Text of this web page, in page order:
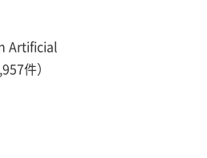
Artificial
件）